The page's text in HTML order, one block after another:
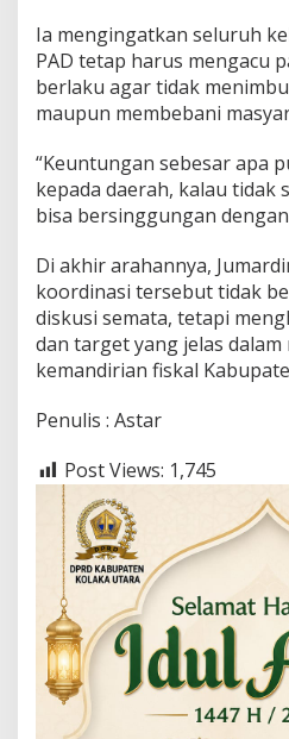
Ia mengingatkan seluruh
PAD tetap harus mengacu
berlaku agar tidak
maupun membebani
“Keuntungan sebesar apa
kepada daerah, kalau tidak
bisa bersinggungan
Di akhir arahannya,
koordinasi tersebut tidak
diskusi semata, tetapi
dan target yang jelas
kemandirian fiskal
Penulis : Astar
Post Views: 1,745